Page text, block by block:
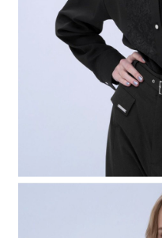
【注意事項】
１．透過由恩沛科技股份有限公
易，需依本服務之必要範圍內提
權轉讓予恩沛科技股份有限公司。
２．關於個人資料處理事宜，請瀏
３．未成年的使用者請事先徵得
「AFTEE先享後付」，若未經同
４．使用「AFTEE先享後付」時
時審查核予不同之上限額度；若
請求用戶進行身份認證。
５．嚴禁一人註冊多個帳號或使
恩沛科技股份有限公司將有權停